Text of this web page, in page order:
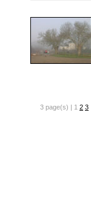
3 page(s) | 1 2 3